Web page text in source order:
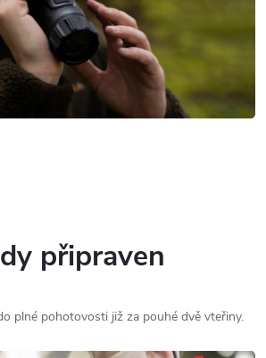
připraven
plné pohotovosti již za pouhé dvě vteřiny.